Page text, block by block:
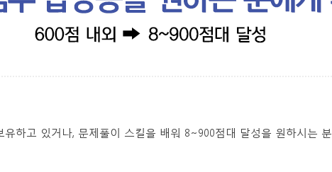
하고 있거나, 문제풀이 스킬을 배워 8~900점대 달성을 원하시는 분